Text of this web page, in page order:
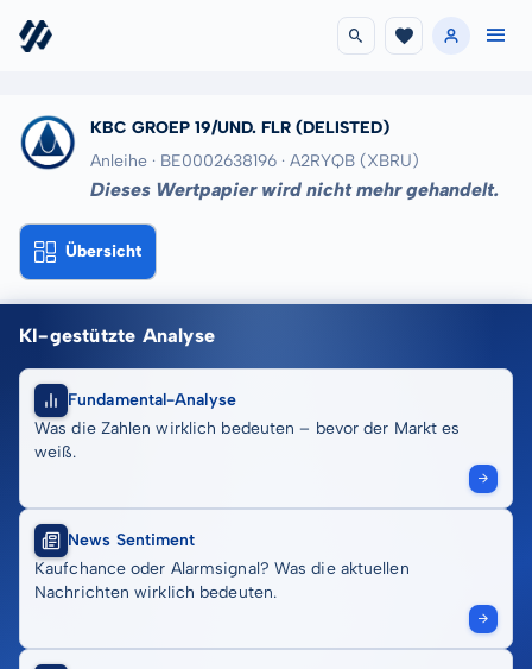
KBC GROEP 19/UND. FLR (DELISTED)
Anleihe · BE0002638196 · A2RYQB (XBRU)
Dieses Wertpapier wird nicht mehr gehandelt.
Übersicht
KI-gestützte Analyse
Fundamental-Analyse
Was die Zahlen wirklich bedeuten – bevor der Markt es
weiß.
News Sentiment
Kaufchance oder Alarmsignal? Was die aktuellen
Nachrichten wirklich bedeuten.